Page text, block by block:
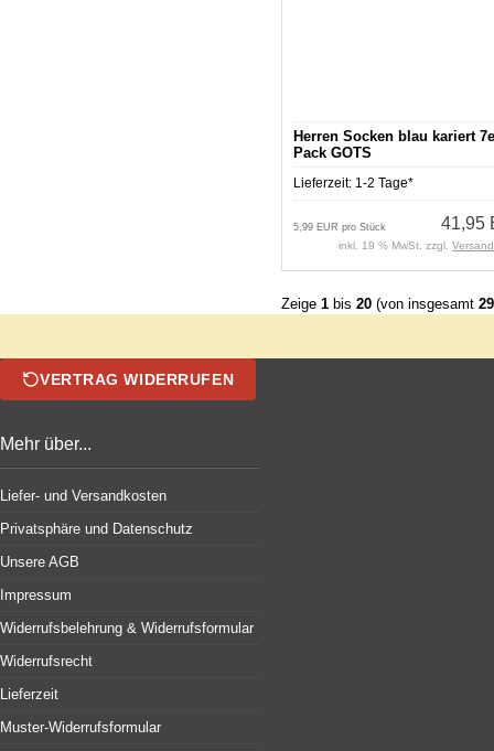
Herren Socken blau kariert
Pack GOTS
Lieferzeit: 1-2 Tage*
41,95
5,99 EUR pro Stück
inkl. 19 % MwSt. zzgl.
Zeige 1 bis 20 (von insgesamt 29
VERTRAG WIDERRUFEN
Mehr über...
Liefer- und Versandkosten
Privatsphäre und Datenschutz
Unsere AGB
Impressum
Widerrufsbelehrung & Widerrufsformular
Widerrufsrecht
Lieferzeit
Muster-Widerrufsformular